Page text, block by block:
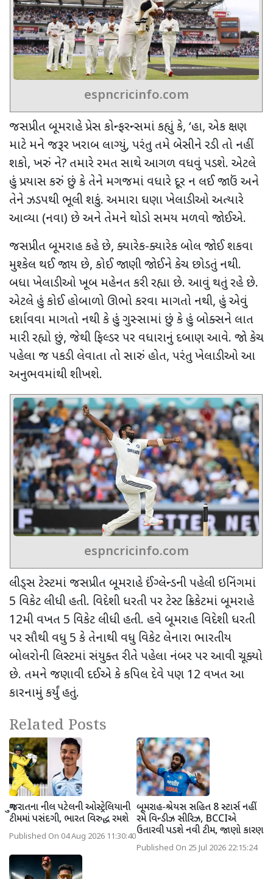
espncricinfo.com
જસપ્રીત બૂમરાહે પ્રેસ કોન્ફરન્સમાં કહ્યું કે, ‘હા, એક ક્ષણ
માટે મને જરૂર ખરાબ લાગ્યું, પરંતુ તમે બેસીને રડી તો નહીં
શકો, ખરું ને? તમારે રમત સાથે આગળ વધવું પડશે. એટલે
હું પ્રયાસ કરું છું કે તેને મગજમાં વધારે દૂર ન લઈ જાઉં અને
તેને ઝડપથી ભૂલી શકું. અમારા ઘણા ખેલાડીઓ અત્યારે
આવ્યા (નવા) છે અને તેમને થોડો સમય મળવો જોઈએ.
જસપ્રીત બૂમરાહ કહે છે, ક્યારેક-ક્યારેક બોલ જોઈ શકવા
મુશ્કેલ થઈ જાય છે, કોઈ જાણી જોઈને કેચ છોડતું નથી.
બધા ખેલાડીઓ ખૂબ મહેનત કરી રહ્યા છે. આવું થતું રહે છે.
એટલે હું કોઈ હોબાળો ઊભો કરવા માગતો નથી, હું એવું
દર્શાવવા માગતો નથી કે હું ગુસ્સામાં છું કે હું બોક્સને લાત
મારી રહ્યો છું, જેથી ફિલ્ડર પર વધારાનું દબાણ આવે. જો કેચ
પહેલા જ પકડી લેવાતા તો સારું હોત, પરંતુ ખેલાડીઓ આ
અનુભવમાંથી શીખશે.
espncricinfo.com
લીડ્સ ટેસ્ટમાં જસપ્રીત બૂમરાહે ઈંગ્લેન્ડની પહેલી ઇનિંગમાં
5 વિકેટ લીધી હતી. વિદેશી ધરતી પર ટેસ્ટ ક્રિકેટમાં બૂમરાહે
12મી વખત 5 વિકેટ લીધી હતી. હવે બૂમરાહ વિદેશી ધરતી
પર સૌથી વધુ 5 કે તેનાથી વધુ વિકેટ લેનારા ભારતીય
બોલરોની લિસ્ટમાં સંયુક્ત રીતે પહેલા નંબર પર આવી ચૂક્યો
છે. તમને જણાવી દઈએ કે કપિલ દેવે પણ 12 વખત આ
કારનામું કર્યું હતું.
Related Posts
ગુજરાતના નીલ પટેલની ઓસ્ટ્રેલિયાની
ટીમમાં પસંદગી, ભારત વિરુદ્ધ રમશે
Published On 04 Aug 2026 11:30:40
બૂમરાહ-શ્રેયસ સહિત 8 સ્ટાર્સ નહીં
રમે વિન્ડીઝ સીરિઝ, BCCIએ
ઉતારવી પડશે નવી ટીમ, જાણો કારણ
Published On 25 Jul 2026 22:15:24